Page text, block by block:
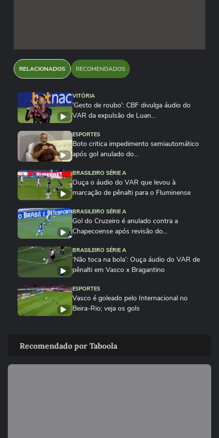
RELACIONADOS RECOMENDADOS
VITÓRIA
'Gesto de roubo': CBF divulga áudio do
VAR da expulsão de Luan...
ESPORTES
Boto critica impedimento semiautomático
após gol anulado do...
BRASILEIRO SÉRIE A
Ouça o áudio do VAR que levou à
marcação de pênalti para o Fluminense
BRASILEIRO SÉRIE A
Gol do Cruzeiro é anulado contra a
Chapecoense após revisão do...
BRASILEIRO SÉRIE A
‘Não toca na bola’: Ouça áudio do VAR de
pênalti em Vasco x Bragantino
ESPORTES
Vasco é goleado pelo Internacional no
Beira-Rio; veja os gols
sobre o São Paulo pelo...
BRASILEIRO SÉRIE A
Recomendado por Taboola